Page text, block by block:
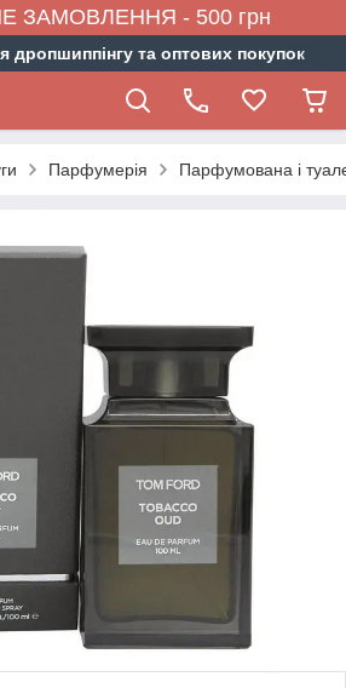
ЗАМОВЛЕННЯ - 500 грн
дропшиппінгу та оптових покупок
Парфумерія Парфумована і